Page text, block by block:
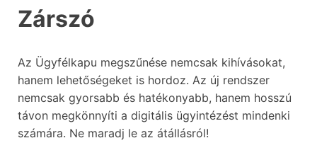
Zárszó
Az Ügyfélkapu megszűnése nemcsak kihívásokat,
hanem lehetőségeket is hordoz. Az új rendszer
nemcsak gyorsabb és hatékonyabb, hanem hosszú
távon megkönnyíti a digitális ügyintézést mindenki
számára. Ne maradj le az átállásról!